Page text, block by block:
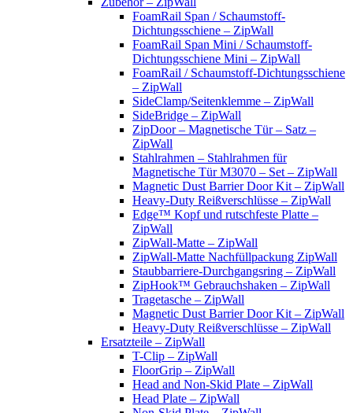
FoamRail Span / Schaumstoff-
Dichtungsschiene – ZipWall
FoamRail Span Mini / Schaumstoff-
Dichtungsschiene Mini – ZipWall
FoamRail / Schaumstoff-Dichtungsschiene
– ZipWall
SideClamp/Seitenklemme – ZipWall
SideBridge – ZipWall
ZipDoor – Magnetische Tür – Satz –
ZipWall
Stahlrahmen – Stahlrahmen für
Magnetische Tür M3070 – Set – ZipWall
Magnetic Dust Barrier Door Kit – ZipWall
Heavy-Duty Reißverschlüsse – ZipWall
Edge™ Kopf und rutschfeste Platte –
ZipWall
ZipWall-Matte – ZipWall
ZipWall-Matte Nachfüllpackung ZipWall
Staubbarriere-Durchgangsring – ZipWall
ZipHook™ Gebrauchshaken – ZipWall
Tragetasche – ZipWall
Magnetic Dust Barrier Door Kit – ZipWall
Heavy-Duty Reißverschlüsse – ZipWall
Ersatzteile – ZipWall
T-Clip – ZipWall
FloorGrip – ZipWall
Head and Non-Skid Plate – ZipWall
Head Plate – ZipWall